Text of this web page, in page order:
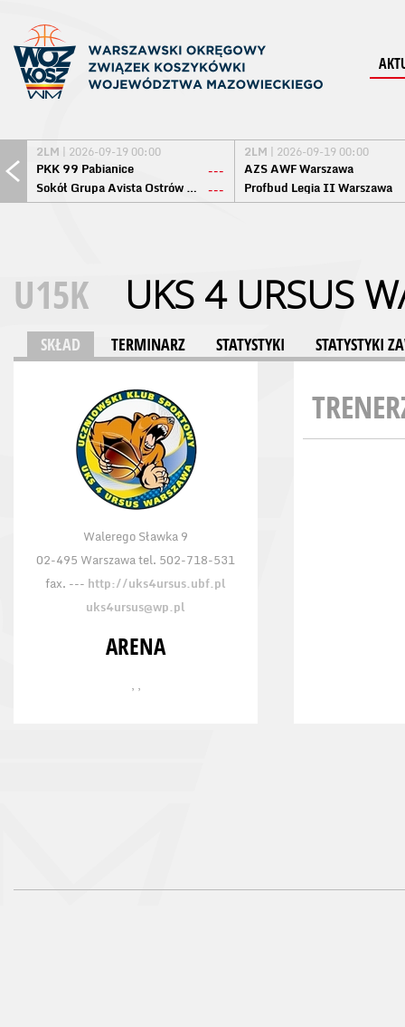
2LM | 2026-09-19 00:00
PKK 99 Pabianice
---
Sokół Grupa Avista Ostrów Maz. ---
2LM | 2026-09-19 00:00
AZS AWF Warszawa
Profbud Legia II Warszawa
U15K UKS 4 URSUS
SKŁAD TERMINARZ STATYSTYKI STATYSTYKI
Walerego Sławka 9
02-495 Warszawa tel. 502-718-531
fax. --- http://uks4ursus.ubf.pl
uks4ursus@wp.pl
ARENA
, ,